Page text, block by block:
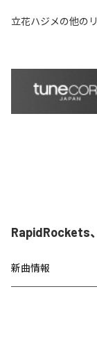
立花ハジメの他の
RapidRockets
新曲情報